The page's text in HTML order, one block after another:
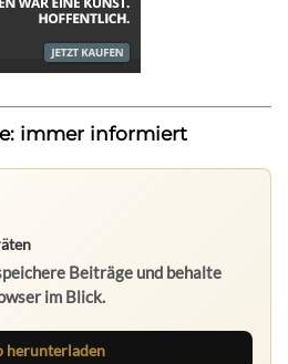
immer informiert
Beiträge und behalte
im Blick.
herunterladen